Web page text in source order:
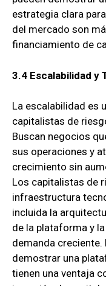
estrategia clara
del mercado son
financiamiento de
3.4 Escalabilidad y
La escalabilidad es
capitalistas de
Buscan negocios
sus operaciones y
crecimiento sin
Los capitalistas de
infraestructura
incluida la
de la plataforma y
demanda creciente.
demostrar una
tienen una ventaja